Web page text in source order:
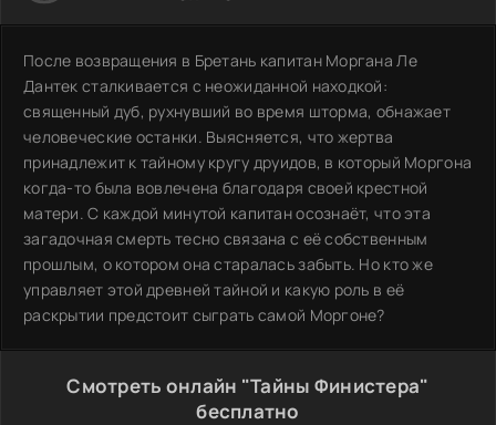
После возвращения в Бретань капитан Моргана Ле
Дантек сталкивается с неожиданной находкой:
священный дуб, рухнувший во время шторма, обнажает
человеческие останки. Выясняется, что жертва
принадлежит к тайному кругу друидов, в который Моргона
когда-то была вовлечена благодаря своей крестной
матери. С каждой минутой капитан осознаёт, что эта
загадочная смерть тесно связана с её собственным
прошлым, о котором она старалась забыть. Но кто же
управляет этой древней тайной и какую роль в её
раскрытии предстоит сыграть самой Моргоне?
Смотреть онлайн "Тайны Финистера"
бесплатно